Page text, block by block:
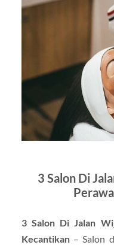
3 Salon Di
3 Salon Di Jalan
Kecantikan– Salon